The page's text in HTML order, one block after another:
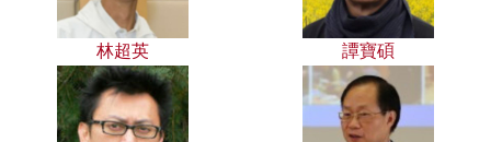
林超英 譚寶碩